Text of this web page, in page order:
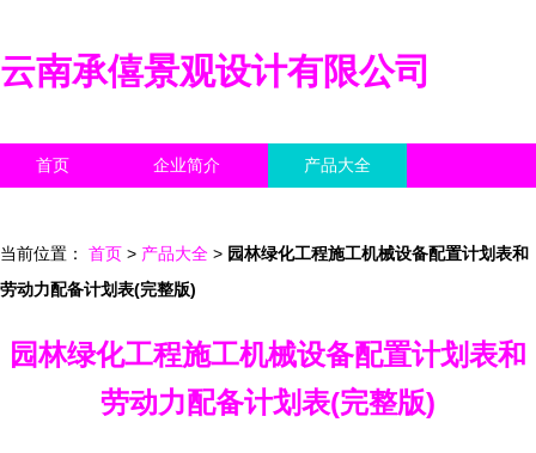
云南承僖景观设计有限公司
首页 企业简介 产品大全
当前位置： 首页 > 产品大全 > 园林绿化工程施工机械设备配置计划表和
劳动力配备计划表(完整版)
园林绿化工程施工机械设备配置计划表和
劳动力配备计划表(完整版)